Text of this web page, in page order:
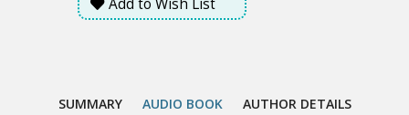
Add to Wish List
SUMMARY AUDIO BOOK AUTHOR DETAILS